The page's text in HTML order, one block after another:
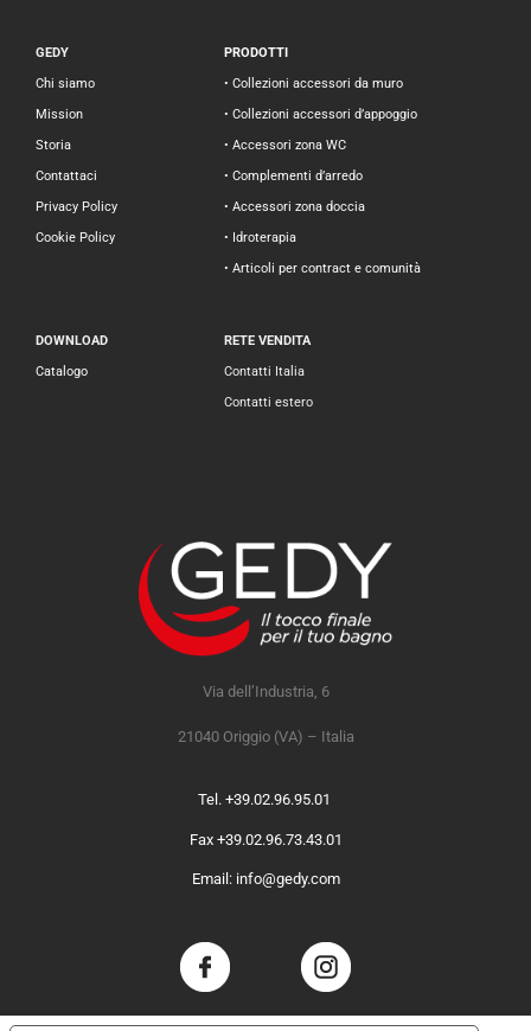
GEDY
Chi siamo
Mission
Storia
Contattaci
Privacy Policy
Cookie Policy
PRODOTTI
• Collezioni accessori da muro
• Collezioni accessori d’appoggio
• Accessori zona WC
• Complementi d’arredo
• Accessori zona doccia
• Idroterapia
• Articoli per contract e comunità
DOWNLOAD
Catalogo
RETE VENDITA
Contatti Italia
Contatti estero
Via dell’Industria, 6
21040 Origgio (VA) – Italia
Tel. +39.02.96.95.01
Fax +39.02.96.73.43.01
Email: info@gedy.com